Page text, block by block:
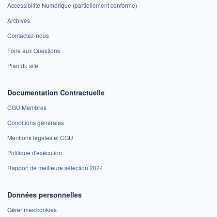
Accessibilité Numérique (partiellement conforme)
Archives
Contactez-nous
Foire aux Questions
Plan du site
Documentation Contractuelle
CGU Membres
Conditions générales
Mentions légales et CGU
Politique d'exécution
Rapport de meilleure sélection 2024
Données personnelles
Gérer mes cookies